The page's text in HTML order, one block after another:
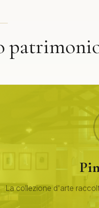
La collezione d'arte